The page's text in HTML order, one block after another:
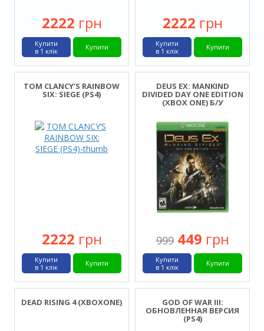
2222 грн
Купити
Купити
в 1 клік
2222 грн
Купити
Купити
в 1 клік
TOM CLANCY’S RAINBOW
SIX: SIEGE (PS4)
2222 грн
Купити
Купити
в 1 клік
DEUS EX: MANKIND
DIVIDED DAY ONE EDITION
(XBOX ONE) Б/У
999 449 грн
Купити
Купити
в 1 клік
DEAD RISING 4 (XBOXONE) GOD OF WAR III:
ОБНОВЛЕННАЯ ВЕРСИЯ
(PS4)